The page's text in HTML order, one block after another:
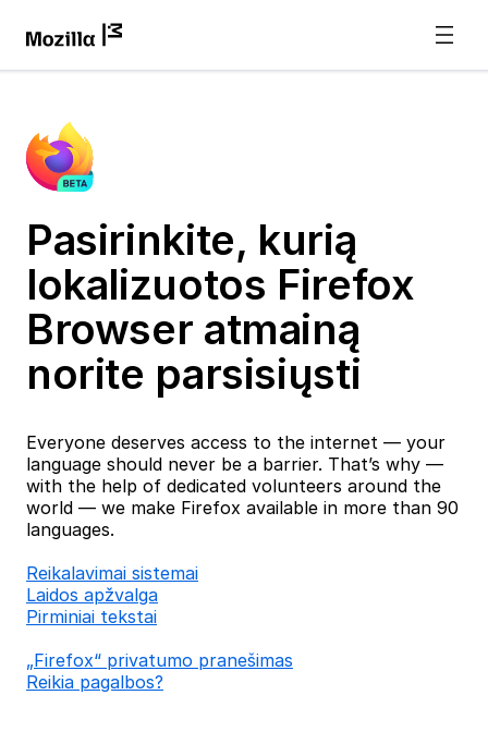
Pasirinkite, kurią
lokalizuotos Firefox
Browser atmainą
norite parsisiųsti
Everyone deserves access to the internet — your
language should never be a barrier. That’s why —
with the help of dedicated volunteers around the
world — we make Firefox available in more than 90
languages.
Reikalavimai sistemai
Laidos apžvalga
Pirminiai tekstai
„Firefox“ privatumo pranešimas
Reikia pagalbos?